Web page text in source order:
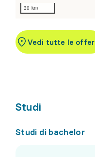
30 km
Vedi tutte le
Studi
Studi di bachelor